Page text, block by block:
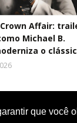
que você
Affair:
Michael B.
o
2026Plot Twist